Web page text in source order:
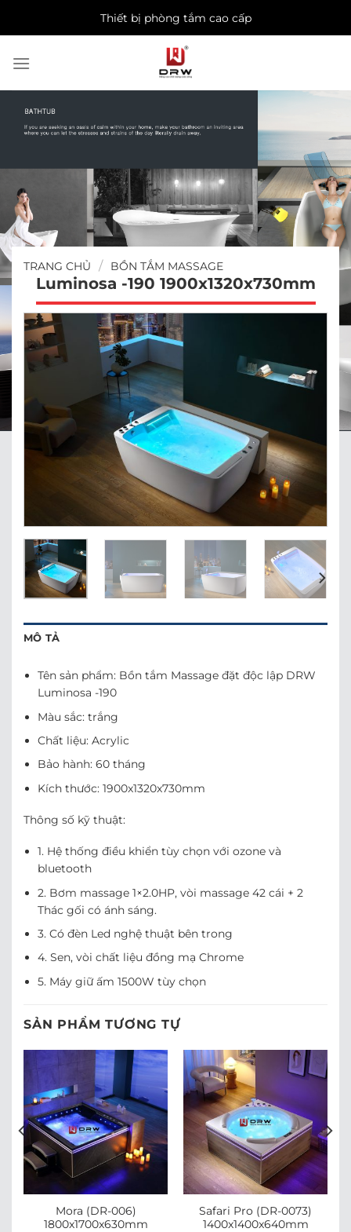
Thiết bị phòng tắm cao cấp
TRANG CHỦ / BỒN TẮM MASSAGE
Luminosa -190 1900x1320x730mm
MÔ TẢ
Tên sản phẩm: Bồn tắm Massage đặt độc lập DRW
Luminosa -190
Màu sắc: trắng
Chất liệu: Acrylic
Bảo hành: 60 tháng
Kích thước: 1900x1320x730mm
Thông số kỹ thuật:
1. Hệ thống điều khiển tùy chọn với ozone và
bluetooth
2. Bơm massage 1×2.0HP, vòi massage 42 cái + 2
Thác gối có ánh sáng.
3. Có đèn Led nghệ thuật bên trong
4. Sen, vòi chất liệu đồng mạ Chrome
5. Máy giữ ấm 1500W tùy chọn
SẢN PHẨM TƯƠNG TỰ
Mora (DR-006)
1800x1700x630mm
Safari Pro (DR-0073)
1400x1400x640mm